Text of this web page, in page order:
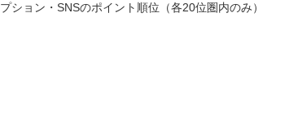
ション・SNSのポイント順位（各20位圏内のみ）